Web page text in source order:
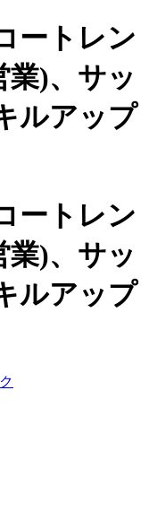
ートレン
)、 サッ
ルアップ
ートレン
業)、サッ
ルアップ